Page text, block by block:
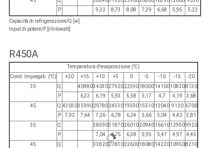
P
9,32 8,73 8,08 7,39 6,68 5,95 5,22
Capacità di refrigerazione/Q [w]
Input di potere/P [chilowatt]
R450A
Temperatura d'evaporazione (℃)
Cond. Impiegati. (℃)
+20 +15 +10 +5 0 -5 -10 -15
-20
35
Q 409803403027920225901800014100108208130
P
6,33 6,19 5,93 5,58 5,17 4,7 4,19
3,68
45
Q 43030359902978024330195901551012040 9120 6700
P
7,92 7,64 7,26 6,78 6,24 5,66 5,04 4,42
3,81
35
Q 3859031870260102094016610129509920
P
7,04 6,75 6,38 5,95 5,47 4,97
4,45
45
Q 3382027830226001808014220109508210